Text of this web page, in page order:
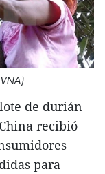
de durián
recibió
para